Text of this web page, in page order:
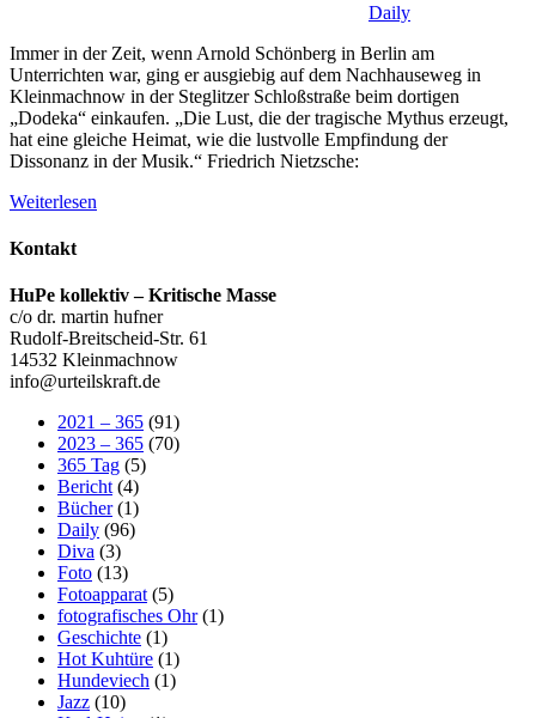
Daily
Immer in der Zeit, wenn Arnold Schönberg in Berlin am
Unterrichten war, ging er ausgiebig auf dem Nachhauseweg in
Kleinmachnow in der Steglitzer Schloßstraße beim dortigen
„Dodeka“ einkaufen. „Die Lust, die der tragische Mythus erzeugt,
hat eine gleiche Heimat, wie die lustvolle Empfindung der
Dissonanz in der Musik.“ Friedrich Nietzsche:
Weiterlesen
Kontakt
HuPe kollektiv – Kritische Masse
c/o dr. martin hufner
Rudolf-Breitscheid-Str. 61
14532 Kleinmachnow
info@urteilskraft.de
2021 – 365 (91)
2023 – 365 (70)
365 Tag (5)
Bericht (4)
Bücher(1)
Daily (96)
Diva (3)
Foto (13)
Fotoapparat (5)
fotografisches Ohr(1)
Geschichte (1)
Hot Kuhtüre (1)
Hundeviech (1)
Jazz (10)